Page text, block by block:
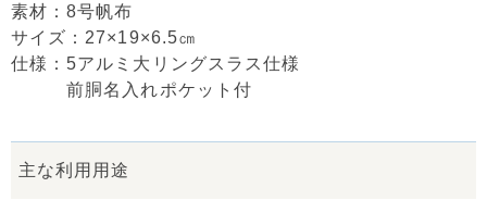
素材：8号帆布
サイズ：27×19×6.5㎝
仕様：5アルミ大リングスラス仕様
前胴名入れポケット付
主な利用用途